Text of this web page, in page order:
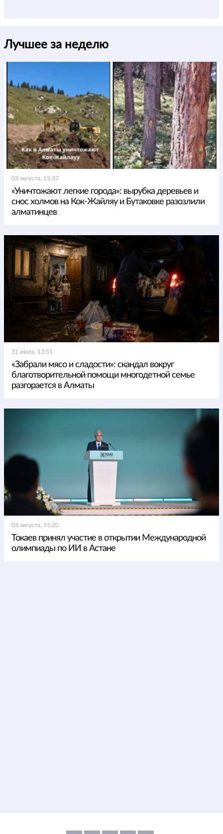
Лучшее за неделю
03 августа, 15:37
«Уничтожают легкие города»: вырубка деревьев и
снос холмов на Кок-Жайляу и Бутаковке разозлили
алматинцев
31 июля, 13:51
«Забрали мясо и сладости»: скандал вокруг
благотворительной помощи многодетной семье
разгорается в Алматы
03 августа, 15:20
Токаев принял участие в открытии Международной
олимпиады по ИИ в Астане